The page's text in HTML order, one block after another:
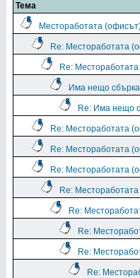
Тема
Местоработата
Re: Местоработата
Re:
Има нещо
Re: Има нещо
Re: Местоработата
Re: Местоработата
Re: Местоработата
Re:
Re:
Re:
Re:
Re: